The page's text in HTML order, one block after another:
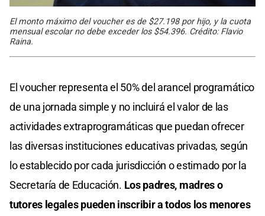
El monto máximo del voucher es de $27.198 por hijo, y la cuota
mensual escolar no debe exceder los $54.396. Crédito: Flavio
Raina.
El voucher representa el 50% del arancel programático
de una jornada simple y no incluirá el valor de las
actividades extraprogramáticas que puedan ofrecer
las diversas instituciones educativas privadas, según
lo establecido por cada jurisdicción o estimado por la
Secretaría de Educación. Los padres, madres o
tutores legales pueden inscribir a todos los menores